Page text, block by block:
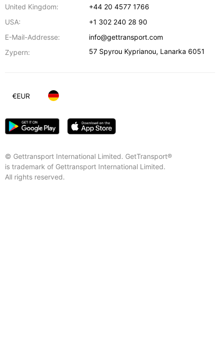
United Kingdom:
+44 20 4577 1766
USA:
+1 302 240 28 90
E-Mail-Addresse:
info@gettransport.com
Zypern:
57 Spyrou Kyprianou, Lanarka 6051
© Gettransport International Limited. GetTransport®
is trademark of Gettransport International Limited.
All rights reserved.
€EUR